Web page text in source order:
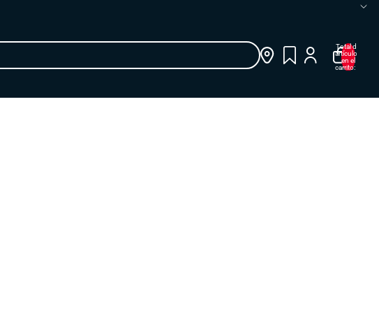
Total de
artículos
en el
carrito: 0